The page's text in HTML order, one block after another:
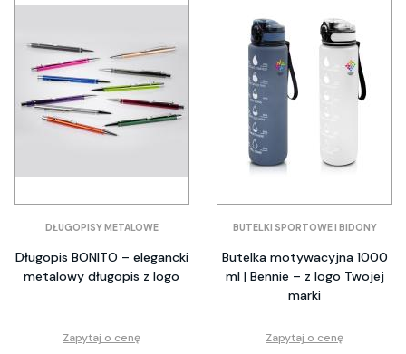
DŁUGOPISY METALOWE
Długopis BONITO – elegancki
metalowy długopis z logo
Zapytaj o cenę
BUTELKI SPORTOWE I BIDONY
Butelka motywacyjna 1000
ml | Bennie – z logo Twojej
marki
Zapytaj o cenę